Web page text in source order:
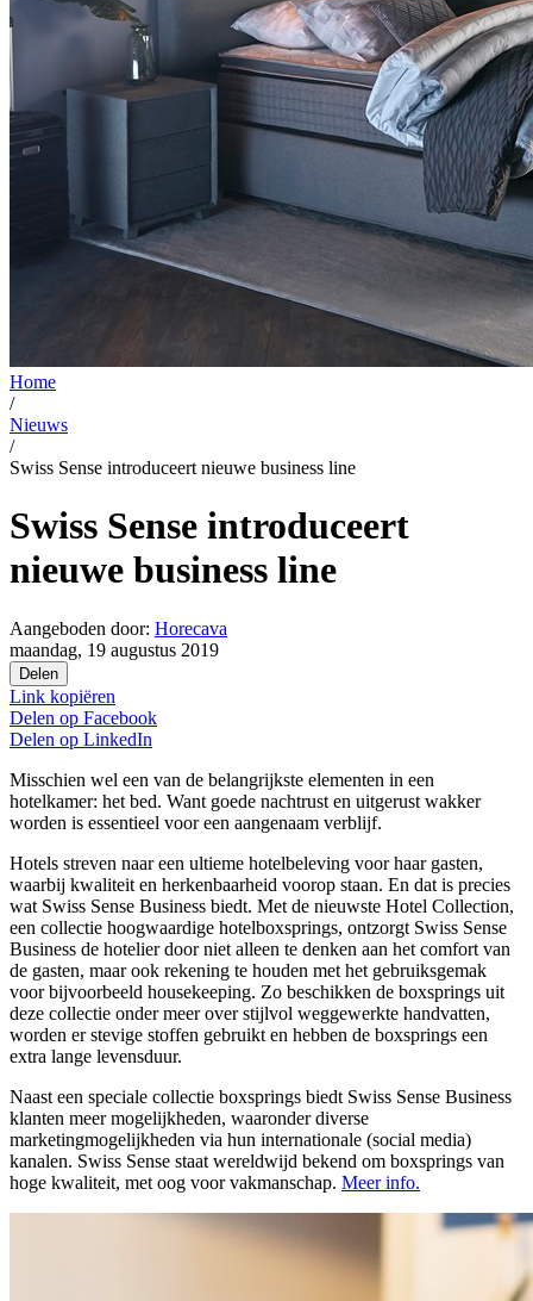
Home
/
Nieuws
/
Swiss Sense introduceert nieuwe business line
Swiss Sense introduceert
nieuwe business line
Aangeboden door: Horecava
maandag, 19 augustus 2019
Delen
Link kopiëren
Delen op Facebook
Delen op LinkedIn
Misschien wel een van de belangrijkste elementen in een
hotelkamer: het bed. Want goede nachtrust en uitgerust wakker
worden is essentieel voor een aangenaam verblijf.
Hotels streven naar een ultieme hotelbeleving voor haar gasten,
waarbij kwaliteit en herkenbaarheid voorop staan. En dat is precies
wat Swiss Sense Business biedt. Met de nieuwste Hotel Collection,
een collectie hoogwaardige hotelboxsprings, ontzorgt Swiss Sense
Business de hotelier door niet alleen te denken aan het comfort van
de gasten, maar ook rekening te houden met het gebruiksgemak
voor bijvoorbeeld housekeeping. Zo beschikken de boxsprings uit
deze collectie onder meer over stijlvol weggewerkte handvatten,
worden er stevige stoffen gebruikt en hebben de boxsprings een
extra lange levensduur.
Naast een speciale collectie boxsprings biedt Swiss Sense Business
klanten meer mogelijkheden, waaronder diverse
marketingmogelijkheden via hun internationale (social media)
kanalen. Swiss Sense staat wereldwijd bekend om boxsprings van
hoge kwaliteit, met oog voor vakmanschap. Meer info.